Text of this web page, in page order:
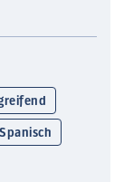
Spanisch